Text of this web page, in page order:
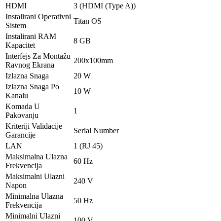
HDMI
3 (HDMI (Type A))
Instalirani Operativni
Sistem
Titan OS
Instalirani RAM
Kapacitet
8 GB
Interfejs Za Montažu
Ravnog Ekrana
200x100mm
Izlazna Snaga
20 W
Izlazna Snaga Po
Kanalu
10 W
Komada U
Pakovanju
1
Kriteriji Validacije
Garancije
Serial Number
LAN
1 (RJ 45)
Maksimalna Ulazna
Frekvencija
60 Hz
Maksimalni Ulazni
Napon
240 V
Minimalna Ulazna
Frekvencija
50 Hz
Minimalni Ulazni